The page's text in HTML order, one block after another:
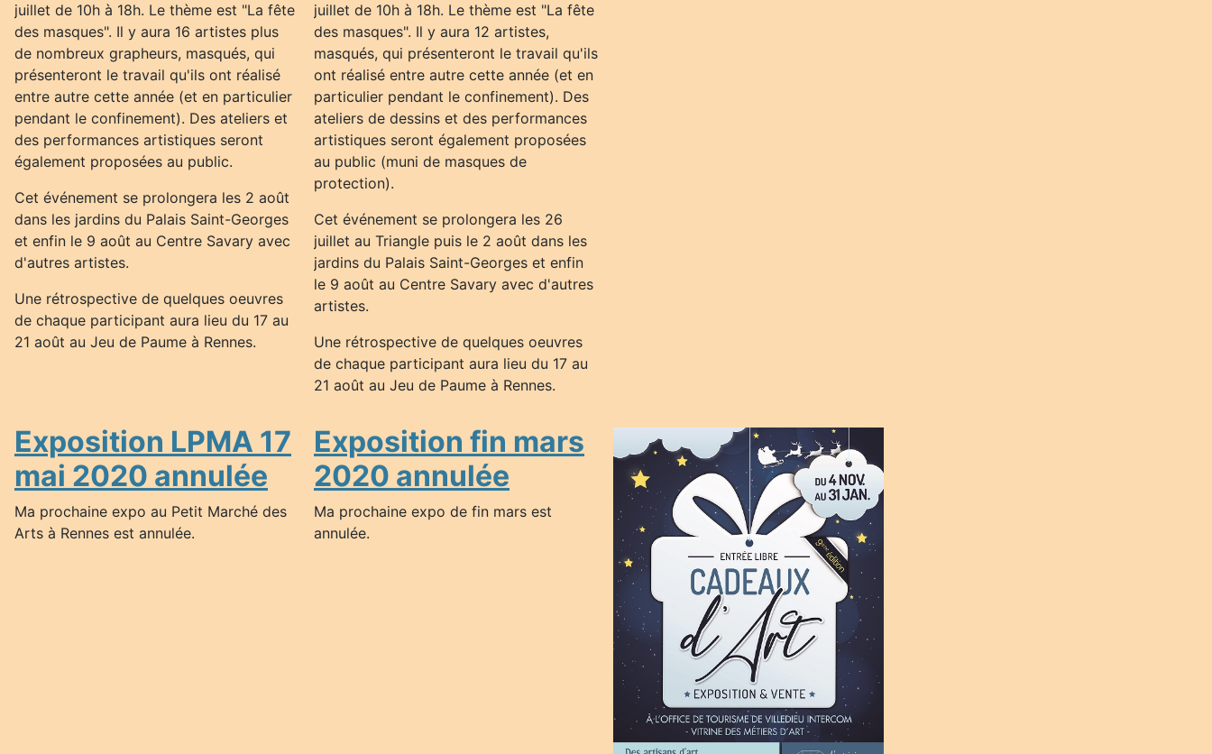
juillet de 10h à 18h. Le thème est "La fête
des masques". Il y aura 16 artistes plus
de nombreux grapheurs, masqués, qui
présenteront le travail qu'ils ont réalisé
entre autre cette année (et en particulier
pendant le confinement). Des ateliers et
des performances artistiques seront
également proposées au public.
Cet événement se prolongera les 2 août
dans les jardins du Palais Saint-Georges
et enfin le 9 août au Centre Savary avec
d'autres artistes.
Une rétrospective de quelques oeuvres
de chaque participant aura lieu du 17 au
21 août au Jeu de Paume à Rennes.
juillet de 10h à 18h. Le thème est "La fête
des masques". Il y aura 12 artistes,
masqués, qui présenteront le travail qu'ils
ont réalisé entre autre cette année (et en
particulier pendant le confinement). Des
ateliers de dessins et des performances
artistiques seront également proposées
au public (muni de masques de
protection).
Cet événement se prolongera les 26
juillet au Triangle puis le 2 août dans les
jardins du Palais Saint-Georges et enfin
le 9 août au Centre Savary avec d'autres
artistes.
Une rétrospective de quelques oeuvres
de chaque participant aura lieu du 17 au
21 août au Jeu de Paume à Rennes.
Exposition LPMA 17
mai 2020 annulée
Ma prochaine expo au Petit Marché des
Arts à Rennes est annulée.
Exposition fin mars
2020 annulée
Ma prochaine expo de fin mars est
annulée.